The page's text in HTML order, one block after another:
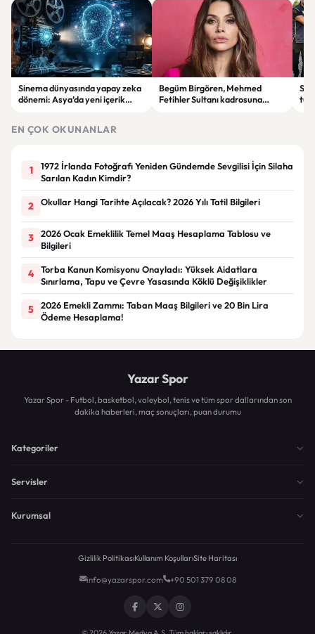
Sinema dünyasında yapay zeka
dönemi: Asya’da yeni içerik
Begüm Birgören, Mehmed
Fetihler Sultanı kadrosuna
EN ÇOK OKUNANLAR
1
1972 İrlanda Fotoğrafı Yeniden Gündemde Sevgilisi İçin Silaha
Sarılan Kadın Kimdir?
2 Okullar Hangi Tarihte Açılacak? 2026 Yılı Tatil Bilgileri
3
2026 Ocak Emeklilik Temel Maaş Hesaplama Tablosu ve
Bilgileri
4
Torba Kanun Komisyonu Onayladı: Yüksek Aidatlara
Sınırlama, Tapu ve Çevre Yasasında Köklü Değişiklikler
5
2026 Emekli Zammı: Taban Maaş Bilgileri ve 20 Bin Lira
Ödeme Hesaplama!
Yazar Spor
Yazar Spor - Futbol, basketbol, voleybol, tenis ve tüm spor dallarından son
dakika haberleri, maç sonuçları, puan durumu
Kategoriler
Servisler
Kurumsal
Gizlilik PolitikasıKullanım KoşullarıSite Haritası
info@yazarspor.com +90 501 379 08 08